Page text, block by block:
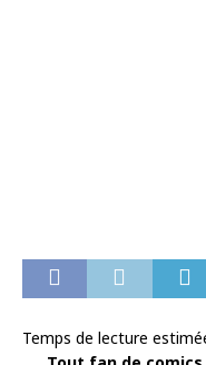
Temps de lecture